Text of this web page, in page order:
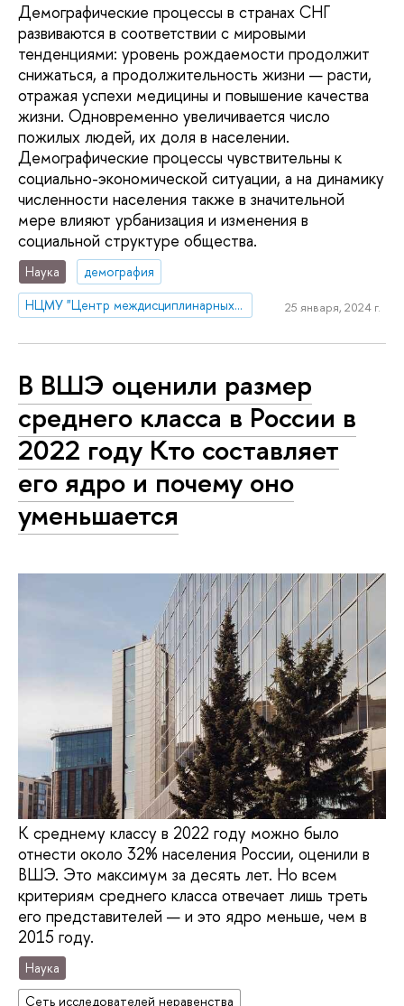
Демографические процессы в странах СНГ
развиваются в соответствии с мировыми
тенденциями: уровень рождаемости продолжит
снижаться, а продолжительность жизни — расти,
отражая успехи медицины и повышение качества
жизни. Одновременно увеличивается число
пожилых людей, их доля в населении.
Демографические процессы чувствительны к
социально-экономической ситуации, а на динамику
численности населения также в значительной
мере влияют урбанизация и изменения в
социальной структуре общества.
Наука
демография
НЦМУ "Центр междисциплинарных исследований человеческого потенциала"
25 января, 2024 г.
В ВШЭ оценили размер
среднего класса в России в
2022 году Кто составляет
его ядро и почему оно
уменьшается
К среднему классу в 2022 году можно было
отнести около 32% населения России, оценили в
ВШЭ. Это максимум за десять лет. Но всем
критериям среднего класса отвечает лишь треть
его представителей — и это ядро меньше, чем в
2015 году.
Наука
Сеть исследователей неравенства